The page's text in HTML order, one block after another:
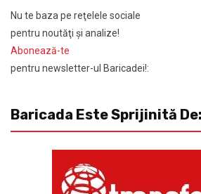
Nu te baza pe reţelele sociale
pentru noutăţi şi analize!
Abonează-te
pentru newsletter-ul Baricadei!:
Baricada Este Sprijinită De: